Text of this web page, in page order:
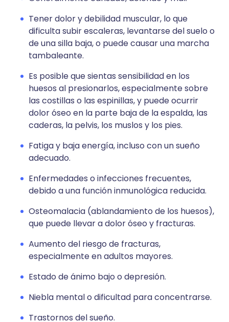
Tener dolor y debilidad muscular, lo que
dificulta subir escaleras, levantarse del suelo o
de una silla baja, o puede causar una marcha
tambaleante.
Es posible que sientas sensibilidad en los
huesos al presionarlos, especialmente sobre
las costillas o las espinillas, y puede ocurrir
dolor óseo en la parte baja de la espalda, las
caderas, la pelvis, los muslos y los pies.
Fatiga y baja energía, incluso con un sueño
adecuado.
Enfermedades o infecciones frecuentes,
debido a una función inmunológica reducida.
Osteomalacia (ablandamiento de los huesos),
que puede llevar a dolor óseo y fracturas.
Aumento del riesgo de fracturas,
especialmente en adultos mayores.
Estado de ánimo bajo o depresión.
Niebla mental o dificultad para concentrarse.
Trastornos del sueño.